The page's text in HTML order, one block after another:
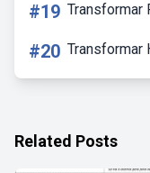
#19 Transformar
#20 Transformar
Related Posts